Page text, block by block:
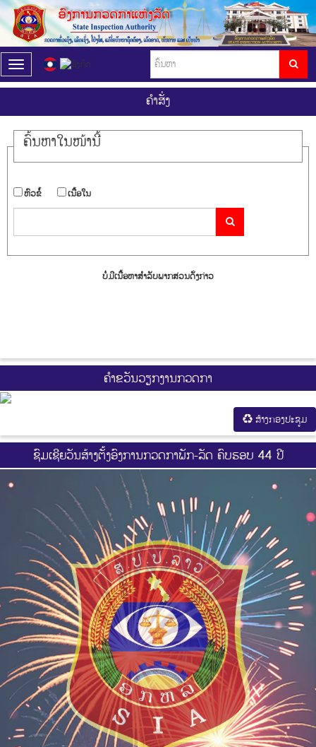
T
o
g
l
e
a
i
g
a
i
o
ຄໍາສັ່ງ
ຄົ້ນ​ຫາ​ໃນ​ໜ້ານີ້
​ຫົວ​ຂໍ້ ​ເນື້ອ​ໃນ
ບໍ່ມີເນື້ອຫາສຳລັບພາກສ່ວນດັ່ງກ່າວ
ຄຳຂວັນວຽກງານກວດກາ
ສ້າງກອງປະຊູມ
ຊົມເຊີຍວັນສ້າງຕັ້ງອົງການກວດກາພັກ-ລັດ ຄົບຮອບ 44 ປີ